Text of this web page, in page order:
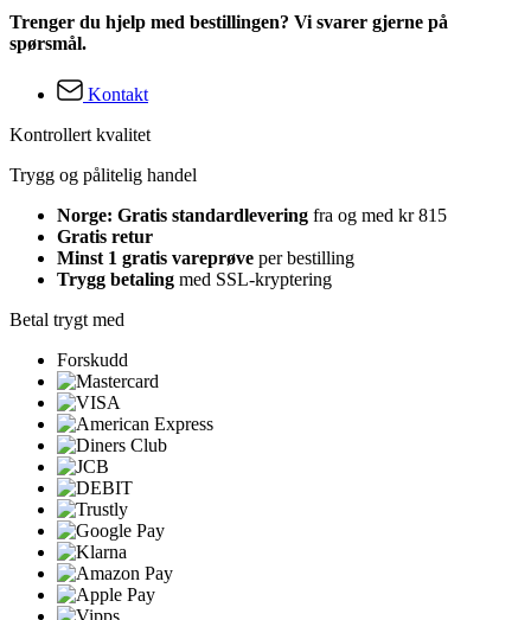
Trenger du hjelp med bestillingen? Vi svarer gjerne på
spørsmål.
Kontakt
Kontrollert kvalitet
Trygg og pålitelig handel
Norge: Gratis standardlevering fra og med kr 815
Gratis retur
Minst 1 gratis vareprøve per bestilling
Trygg betaling med SSL-kryptering
Betal trygt med
Forskudd